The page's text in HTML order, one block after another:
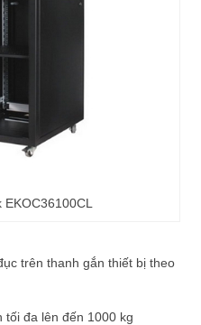
trên thanh gắn thiết bị theo
đa lên đến 1000 kg